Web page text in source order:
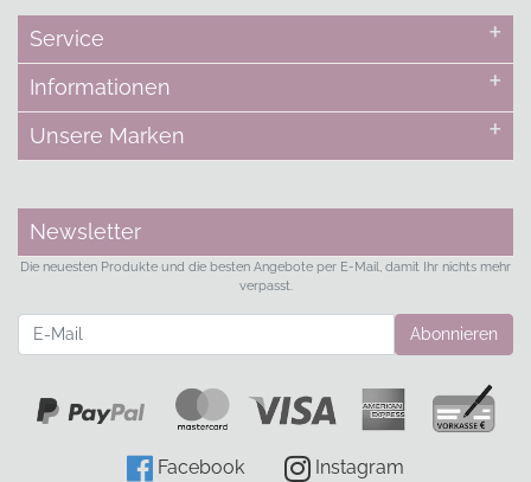
Service
Informationen
Unsere Marken
Newsletter
Die neuesten Produkte und die besten Angebote per E-Mail, damit Ihr nichts mehr
verpasst.
Abonnieren
Facebook Instagram